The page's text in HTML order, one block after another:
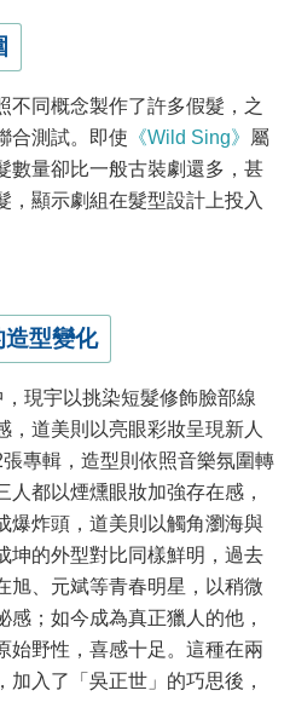
不同概念製作了許多假髮，之
合測試。即使 《Wild Sing》
屬
數量卻比一般古裝劇還多，甚
，顯示劇組在髮型設計上投入
型變化
現宇以挑染短髮修飾臉部線
，道美則以亮眼彩妝呈現新人
專輯，造型則依照音樂氛圍轉
都以煙燻眼妝加強存在感，
爆炸頭，道美則以觸角瀏海與
坤的外型對比同樣鮮明，過去
旭、元斌等青春明星，以稍微
；如今成為真正獵人的他，
始野性，喜感十足。這種在兩
入了「吳正世」的巧思後，